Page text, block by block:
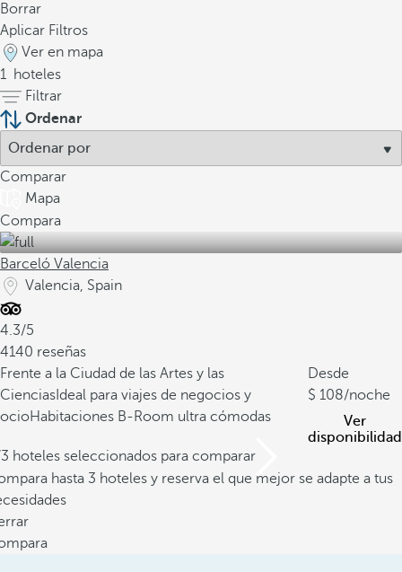
Borrar
Aplicar Filtros
Ver en mapa
1 hoteles
Filtrar
Ordenar
Comparar
Mapa
Compara
Barceló Valencia
Valencia, Spain
4.3/5
4140 reseñas
Frente a la Ciudad de las Artes y las
Ciencias Ideal para viajes de negocios y
ocioHabitaciones B-Room ultra cómodas
Desde
108/noche
Ver
disponibilidad
hoteles seleccionados para comparar
hasta 3 hoteles y reserva el que mejor se adapte a tus